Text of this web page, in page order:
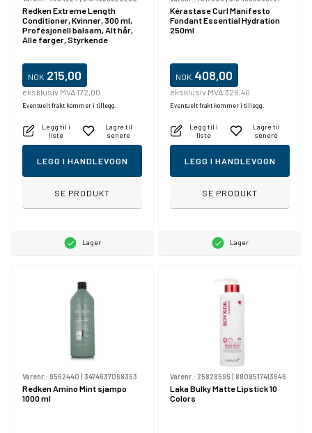
Redken Extreme Length
Conditioner, Kvinner, 300 ml,
Profesjonell balsam, Alt hår,
Alle farger, Styrkende
NOK 215,00
eksklusiv MVA 172,00
Eventuelt frakt kommer i tillegg.
Legg til i
liste
Lagre til
senere
LEGG I HANDLEVOGN
SE PRODUKT
Lager
Kérastase Curl Manifesto
Fondant Essential Hydration
250ml
NOK 408,00
eksklusiv MVA 326,40
Eventuelt frakt kommer i tillegg.
Legg til i
liste
Lagre til
senere
LEGG I HANDLEVOGN
SE PRODUKT
Lager
Varenr.: 9562440 | 3474637068363
Redken Amino Mint sjampo
1000 ml
Varenr.: 25828595| 8809517413646
Laka Bulky Matte Lipstick 10
Colors